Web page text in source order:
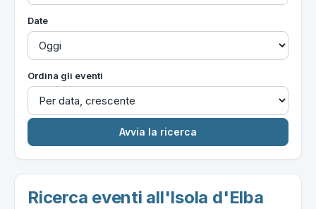
Date
Ordina gli eventi
Ricerca eventi all'Isola d'Elba